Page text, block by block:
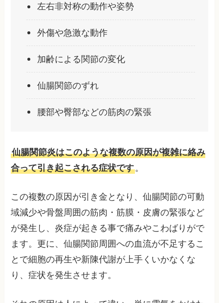
左右非対称の動作や姿勢
外傷や急激な動作
加齢による関節の変化
仙腸関節のずれ
腰部や臀部などの筋肉の緊張
仙腸関節炎はこのような複数の原因が複雑に絡み
合って引き起こされる症状です。
この複数の原因が引き金となり、仙腸関節の可動
域減少や骨盤周囲の筋肉・筋膜・皮膚の緊張など
が発生し、炎症が起きる事で痛みやこわばりがで
ます。更に、仙腸関節周囲への血流が不足するこ
とで細胞の再生や新陳代謝が上手くいかなくな
り、症状を発生させます。